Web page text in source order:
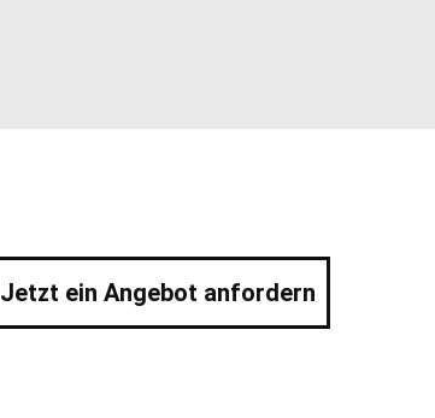
Jetzt ein Angebot anfordern